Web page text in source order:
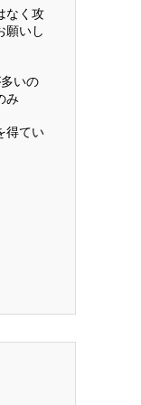
なく攻
願いし
いの
み
得てい